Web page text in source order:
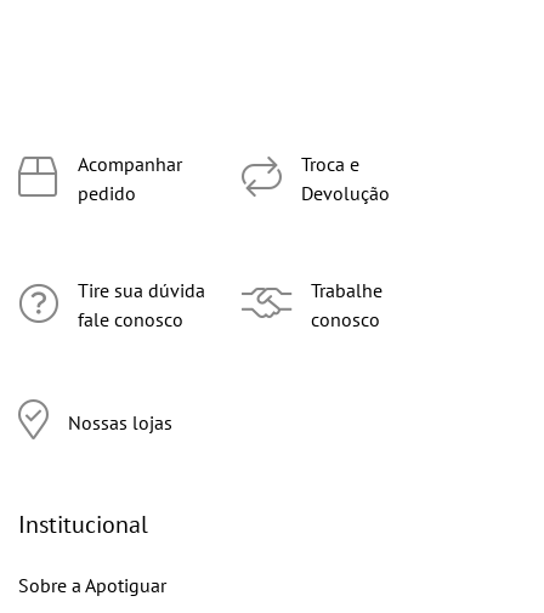
Acompanhar
pedido
Tire sua dúvida
fale conosco
Nossas lojas
Troca e
Devolução
Trabalhe
conosco
Institucional
Sobre a Apotiguar